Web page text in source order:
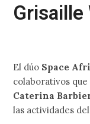
Grisaille
El dúo Space
colaborativos
Caterina
las actividades